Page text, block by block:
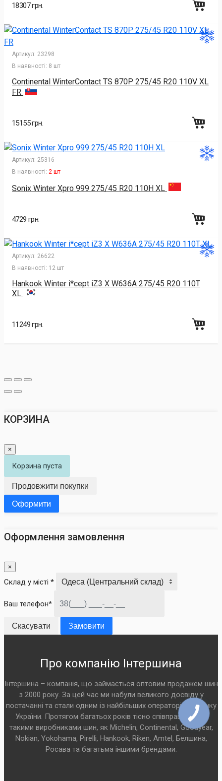
18307 грн.
Артикул: 23298
В наявності: 8 шт
Continental WinterContact TS 870P 275/45 R20 110V XL
FR
15155 грн.
Артикул: 25316
В наявності: 2 шт
Sonix Winter Xpro 999 275/45 R20 110H XL
4729 грн.
Артикул: 26622
В наявності: 12 шт
Hankook Winter i*cept iZ3 X W636A 275/45 R20 110T
XL
11249 грн.
КОРЗИНА
×
Корзина пуста
Продовжити покупки
Оформити
Оформлення замовлення
×
Склад у місті *
Ваш телефон*
Скасувати Замовити
Про компанію Інтершина
Інтершина – компанія, що займається оптовим продажем шин
з 2000 року. За цей час ми набули великого досвіду у
постачанні та стали одним із найбільших операторів на ринку
України. Протягом багатьох років тісно співпрацюємо з
такими виробниками шин, як Michelin, Continental, Goodyear,
Nokian, Yokohama, Pirelli, Hankook, Riken, Amtel, Белшина,
Росава та багатьма іншими брендами.